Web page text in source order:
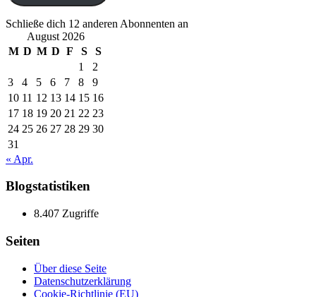
Schließe dich 12 anderen Abonnenten an
August 2026
M D M D F S
S
1
2
3
4 5 6 7 8
9
10 11 12 13 14 15 16
17 18 19 20 21 22 23
24 25 26 27 28 29 30
31
« Apr.
Blogstatistiken
8.407 Zugriffe
Seiten
Über diese Seite
Datenschutzerklärung
Cookie-Richtlinie (EU)